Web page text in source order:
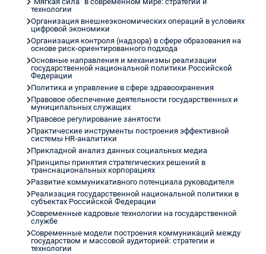
технологии
Организация внешнеэкономических операций в условиях
цифровой экономики
Организация контроля (надзора) в сфере образования на
основе риск-ориентированного подхода
Основные направления и механизмы реализации
государственной национальной политики Российской
Федерации
Политика и управление в сфере здравоохранения
Правовое обеспечение деятельности государственных и
муниципальных служащих
Правовое регулирование занятости
Практические инструменты построения эффективной
системы HR-аналитики
Прикладной анализ данных социальных медиа
Принципы принятия стратегических решений в
транснациональных корпорациях
Развитие коммуникативного потенциала руководителя
Реализация государственной национальной политики в
субъектах Российской Федерации
Современные кадровые технологии на государственной
службе
Современные модели построения коммуникаций между
государством и массовой аудиторией: стратегии и
технологии